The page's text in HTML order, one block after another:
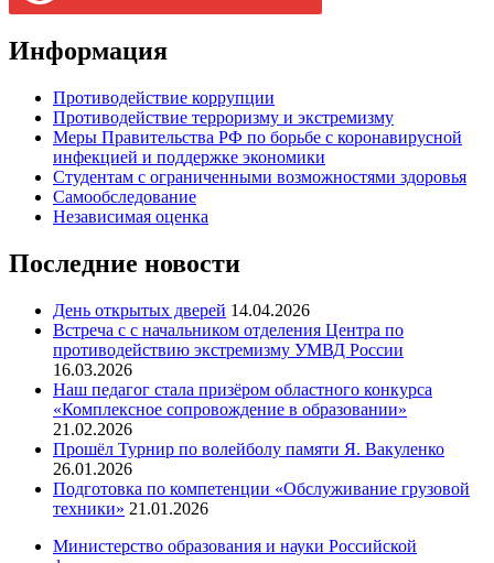
Информация
Противодействие коррупции
Противодействие терроризму и экстремизму
Меры Правительства РФ по борьбе с коронавирусной
инфекцией и поддержке экономики
Студентам с ограниченными возможностями здоровья
Самообследование
Независимая оценка
Последние новости
День открытых дверей 14.04.2026
Встреча с с начальником отделения Центра по
противодействию экстремизму УМВД России
16.03.2026
Наш педагог стала призёром областного конкурса
«Комплексное сопровождение в образовании»
21.02.2026
Прошёл Турнир по волейболу памяти Я. Вакуленко
26.01.2026
Подготовка по компетенции «Обслуживание грузовой
техники» 21.01.2026
Министерство образования и науки Российской